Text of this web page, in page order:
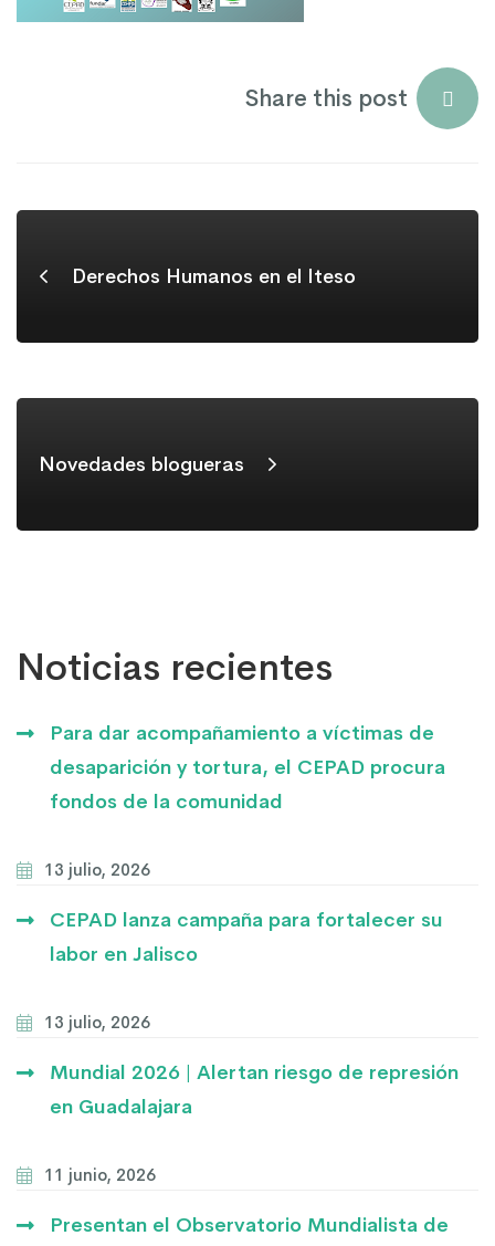
Share this post
Derechos Humanos en el Iteso
Novedades blogueras
Noticias recientes
Para dar acompañamiento a víctimas de
desaparición y tortura, el CEPAD procura
fondos de la comunidad
13 julio, 2026
CEPAD lanza campaña para fortalecer su
labor en Jalisco
13 julio, 2026
Mundial 2026 | Alertan riesgo de represión
en Guadalajara
11 junio, 2026
Presentan el Observatorio Mundialista de